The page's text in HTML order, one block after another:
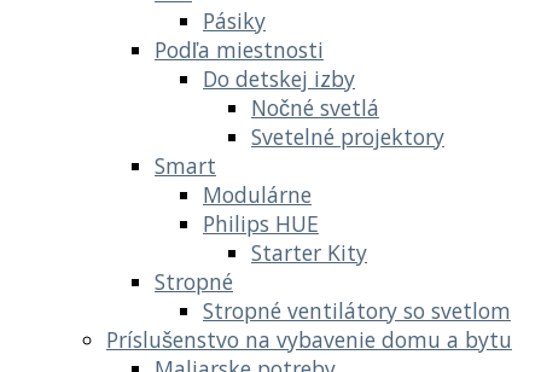
Pásiky
Podľa miestnosti
Do detskej izby
Nočné svetlá
Svetelné projektory
Smart
Modulárne
Philips HUE
Starter Kity
Stropné
Stropné ventilátory so svetlom
Príslušenstvo na vybavenie domu a bytu